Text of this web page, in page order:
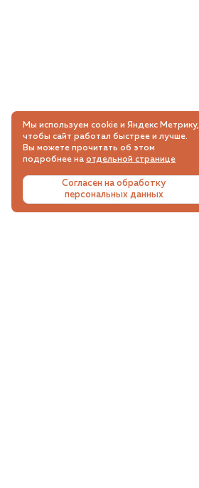
Мы используем cookie и Яндекс Метрику,
чтобы сайт работал быстрее и лучше.
Вы можете прочитать об этом
подробнее на отдельной странице
Согласен на обработку
персональных данных